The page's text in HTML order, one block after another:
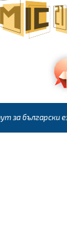
за български